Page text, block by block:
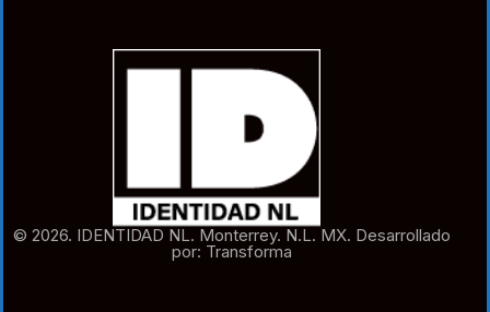
© 2026. IDENTIDAD NL. Monterrey. N.L. MX. Desarrollado
por: Transforma